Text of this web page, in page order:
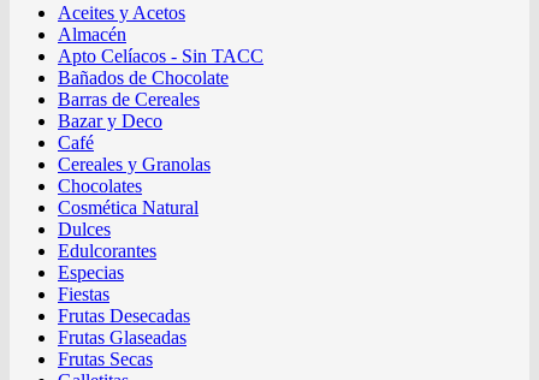
Aceites y Acetos
Almacén
Apto Celíacos - Sin TACC
Bañados de Chocolate
Barras de Cereales
Bazar y Deco
Café
Cereales y Granolas
Chocolates
Cosmética Natural
Dulces
Edulcorantes
Especias
Fiestas
Frutas Desecadas
Frutas Glaseadas
Frutas Secas